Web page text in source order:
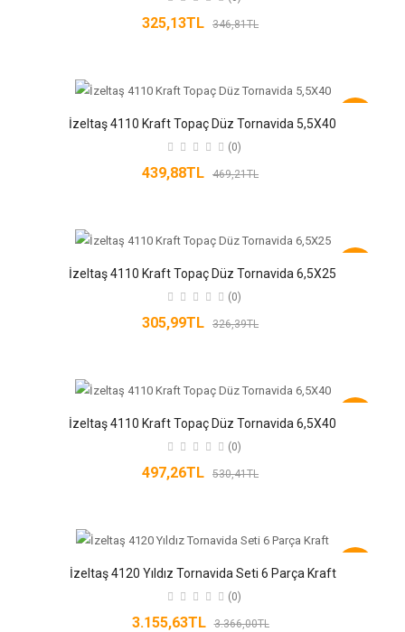
325,13TL 346,81TL
İzeltaş 4110 Kraft Topaç Düz Tornavida 5,5X40
(0)
439,88TL 469,21TL
İzeltaş 4110 Kraft Topaç Düz Tornavida 6,5X25
(0)
305,99TL 326,39TL
İzeltaş 4110 Kraft Topaç Düz Tornavida 6,5X40
(0)
497,26TL 530,41TL
İzeltaş 4120 Yıldız Tornavida Seti 6 Parça Kraft
(0)
3.155,63TL 3.366,00TL